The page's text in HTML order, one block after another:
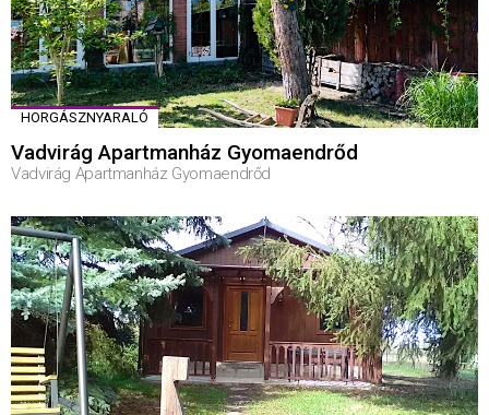
HORGÁSZNYARALÓ
Vadvirág Apartmanház Gyomaendrőd
Vadvirág Apartmanház Gyomaendrőd